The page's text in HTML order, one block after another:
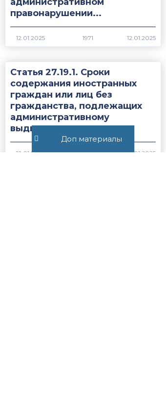
Доп материалы
правонарушении...
1971
Статья 27.19.1. Сроки
содержания иностранных
граждан или лиц без
гражданства, подлежащих
административному
выдворению за...
1732